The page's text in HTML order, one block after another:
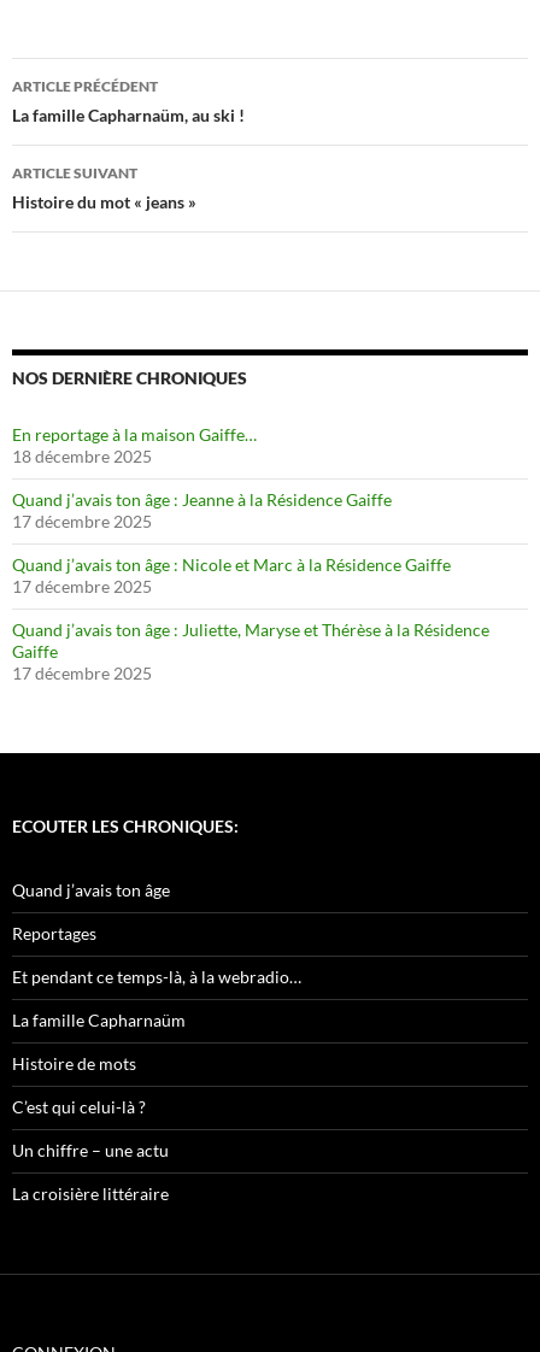
Navigation
des
articles
ARTICLE PRÉCÉDENT
La famille Capharnaüm, au ski !
ARTICLE SUIVANT
Histoire du mot « jeans »
NOS DERNIÈRE CHRONIQUES
En reportage à la maison Gaiffe…
18 décembre 2025
Quand j’avais ton âge : Jeanne à la Résidence Gaiffe
17 décembre 2025
Quand j’avais ton âge : Nicole et Marc à la Résidence Gaiffe
17 décembre 2025
Quand j’avais ton âge : Juliette, Maryse et Thérèse à la Résidence
Gaiffe
17 décembre 2025
ECOUTER LES CHRONIQUES:
Quand j’avais ton âge
Reportages
Et pendant ce temps-là, à la webradio…
La famille Capharnaüm
Histoire de mots
C’est qui celui-là ?
Un chiffre – une actu
La croisière littéraire